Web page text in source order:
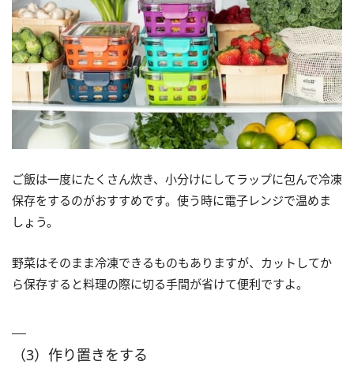
ご飯は一度にたくさん炊き、小分けにしてラップに包んで冷凍
保存をするのがおすすめです。使う時に電子レンジで温めま
しょう。
野菜はそのまま冷凍できるものもありますが、カットしてか
ら保存すると料理の際に切る手間が省けて便利ですよ。
（3）作り置きをする